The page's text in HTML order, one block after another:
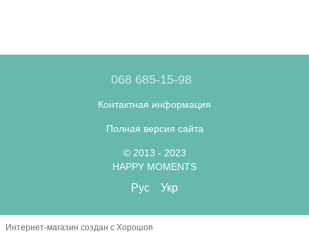
068 685-15-98
Контактная информация
Полная версия сайта
© 2013 - 2023
HAPPY MOMENTS
Рус Укр
Интернет-магазин создан с Хорошоп